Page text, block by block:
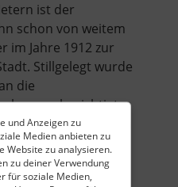
und Anzeigen zu
Medien anbieten zu
Website zu analysieren.
zu deiner Verwendung
für soziale Medien,
ist der
schon von weitem
im Jahre 1912 zur
Stillgelegt wurde
die
kann er besichtigt
setzt sich ein Verein